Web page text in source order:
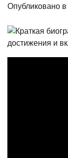
Опубликовано в